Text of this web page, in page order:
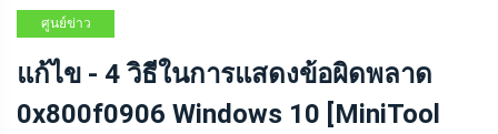
ศูนย์ข่าว
แก้ไข - 4 วิธีในการแสดงข้อผิดพลาด
0x800f0906 Windows 10 [MiniTool